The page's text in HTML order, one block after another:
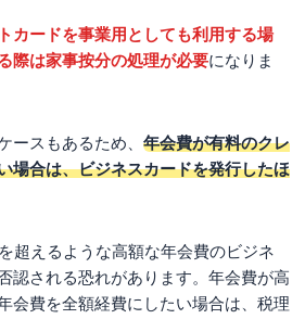
カードを事業用としても利用する場
際は家事按分の処理が必要になりま
ースもあるため、 年会費が有料のクレ
場合は、ビジネスカードを発行したほ
超えるような高額な年会費のビジネ
認される恐れがあります。年会費が高
会費を全額経費にしたい場合は、税理